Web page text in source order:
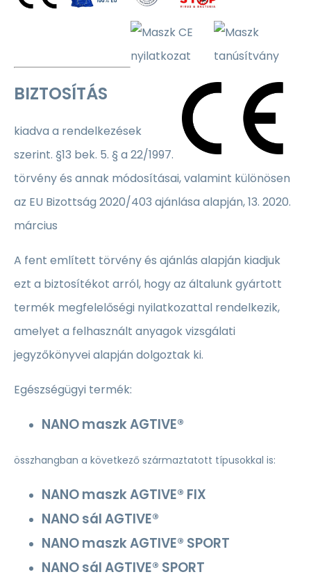
BIZTOSÍTÁS
kiadva a rendelkezések
szerint. §13 bek. 5. § a 22/1997.
törvény és annak módosításai, valamint különösen
az EU Bizottság 2020/403 ajánlása alapján, 13. 2020.
március
A fent említett törvény és ajánlás alapján kiadjuk
ezt a biztosítékot arról, hogy az általunk gyártott
termék megfelelőségi nyilatkozattal rendelkezik,
amelyet a felhasznált anyagok vizsgálati
jegyzőkönyvei alapján dolgoztak ki.
Egészségügyi termék:
NANO maszk AGTIVE®
összhangban a következő származtatott típusokkal is:
NANO maszk AGTIVE® FIX
NANO sál AGTIVE®
NANO maszk AGTIVE® SPORT
NANO sál AGTIVE® SPORT